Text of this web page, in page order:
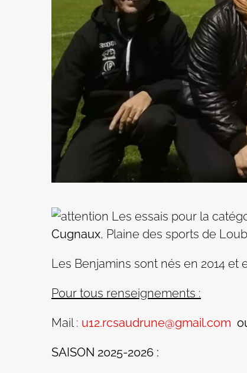
Les essais pour la
Cugnaux, Plaine des sports de
Les Benjamins sont nés en 2014 et
Pour tous renseignements :
Mail : u12.rcsaudrune@gmail.com
SAISON 2025-2026 :